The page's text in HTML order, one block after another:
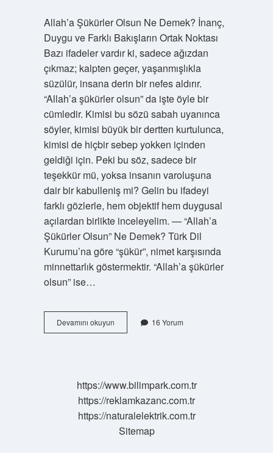
Allah’a Şükürler Olsun Ne Demek? İnanç,
Duygu ve Farklı Bakışların Ortak Noktası
Bazı ifadeler vardır ki, sadece ağızdan
çıkmaz; kalpten geçer, yaşanmışlıkla
süzülür, insana derin bir nefes aldırır.
“Allah’a şükürler olsun” da işte öyle bir
cümledir. Kimisi bu sözü sabah uyanınca
söyler, kimisi büyük bir dertten kurtulunca,
kimisi de hiçbir sebep yokken içinden
geldiği için. Peki bu söz, sadece bir
teşekkür mü, yoksa insanın varoluşuna
dair bir kabulleniş mi? Gelin bu ifadeyi
farklı gözlerle, hem objektif hem duygusal
açılardan birlikte inceleyelim. — “Allah’a
Şükürler Olsun” Ne Demek? Türk Dil
Kurumu’na göre “şükür”, nimet karşısında
minnettarlık göstermektir. “Allah’a şükürler
olsun” ise…
Devamını okuyunAllaha
şükürler
16 Yorum
https://www.bilimpark.com.tr
https://reklamkazanc.com.tr
https://naturalelektrik.com.tr
Sitemap